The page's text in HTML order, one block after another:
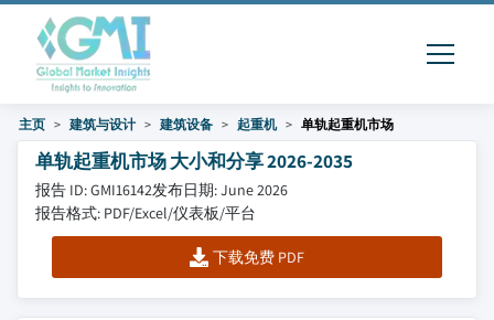
主页 建筑与设计 建筑设备 起重机 单轨起重机市场
单轨起重机市场 大小和分享 2026-2035
报告 ID: GMI16142发布日期: June 2026
报告格式: PDF/Excel/仪表板/平台
下载免费 PDF